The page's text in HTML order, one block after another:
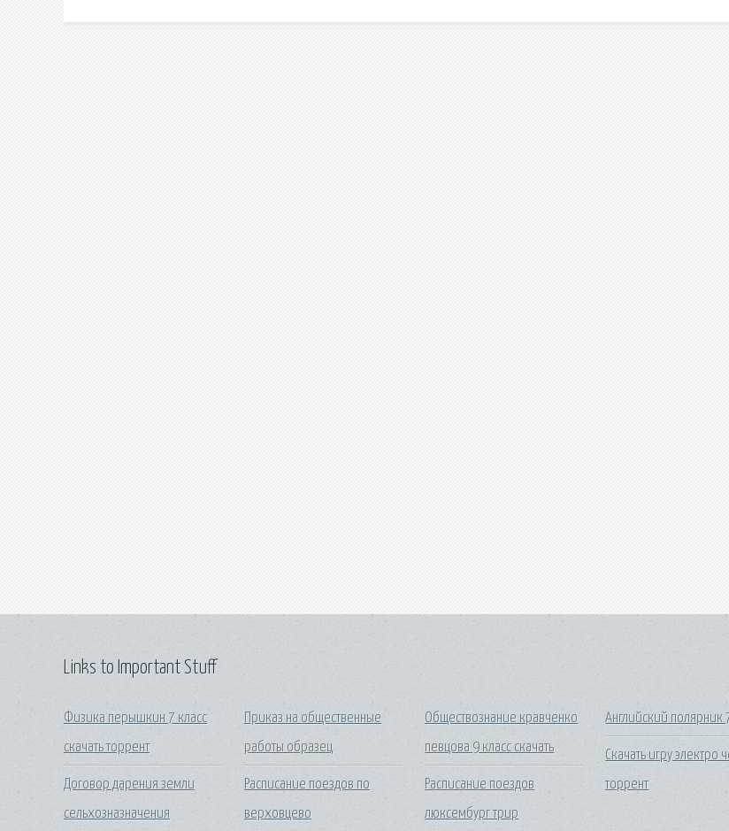
Links to Important Stuff
Физика перышкин 7 класс
скачать торрент
Договор дарения земли
сельхозназначения
Приказ на общественные
работы образец
Расписание поездов по
верховцево
Обществознание кравченко
певцова 9 класс скачать
Расписание поездов
люксембург трир
Английский полярник
Скачать игру электро
торрент